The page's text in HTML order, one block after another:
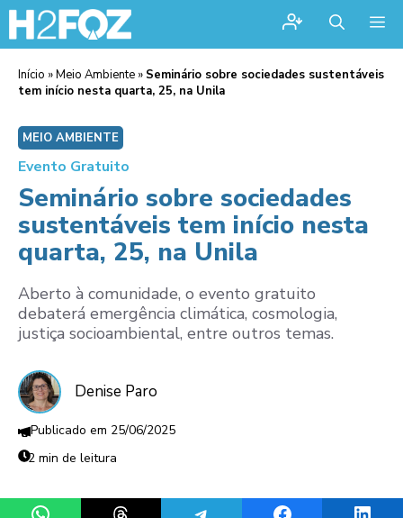
Início »Meio Ambiente » Seminário sobre sociedades sustentáveis
tem início nesta quarta, 25, na Unila
MEIO AMBIENTE
Evento Gratuito
Seminário sobre sociedades
sustentáveis tem início nesta
quarta, 25, na Unila
Aberto à comunidade, o evento gratuito
debaterá emergência climática, cosmologia,
justiça socioambiental, entre outros temas.
Denise Paro
25/06/2025
2 min de leitura
Share on WhatsAppShare on ThreadsShare on TelegramShare on Facebook